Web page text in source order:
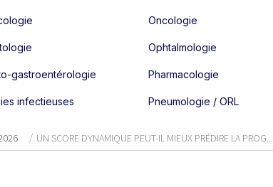
gastroentérologie
infectieuses
Oncologie
Ophtalmologie
Pharmacologie
Pneumologie / ORL
UN SCORE DYNAMIQUE PEUT-IL MIEUX PRÉDIRE LA PROG...